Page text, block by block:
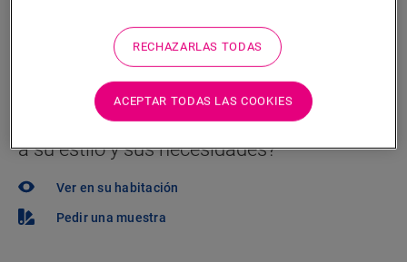
BUSCAR
¿No está seguro de si este suelo se adapta
a su estilo y sus necesidades?
Ver en su habitación
Pedir una muestra
RECHAZARLAS TODAS
ACEPTAR TODAS LAS COOKIES